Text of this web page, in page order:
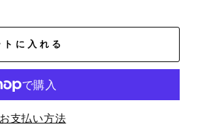
トに入れる
支払い方法